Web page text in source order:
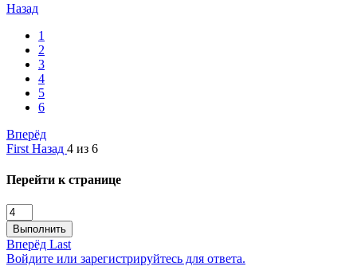
Назад
1
2
3
4
5
6
Вперёд
First Назад 4 из 6
Перейти к странице
Выполнить
Вперёд Last
Войдите или зарегистрируйтесь для ответа.